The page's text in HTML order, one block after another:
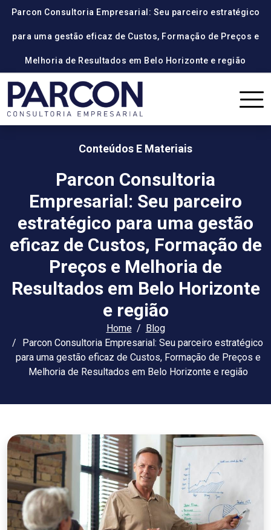
Parcon Consultoria Empresarial: Seu parceiro estratégico
para uma gestão eficaz de Custos, Formação de Preços e
Melhoria de Resultados em Belo Horizonte e região
Conteúdos E Materiais
Parcon Consultoria
Empresarial: Seu parceiro
estratégico para uma gestão
eficaz de Custos, Formação de
Preços e Melhoria de
Resultados em Belo Horizonte
e região
Home
Blog
Parcon Consultoria Empresarial: Seu parceiro estratégico
para uma gestão eficaz de Custos, Formação de Preços e
Melhoria de Resultados em Belo Horizonte e região